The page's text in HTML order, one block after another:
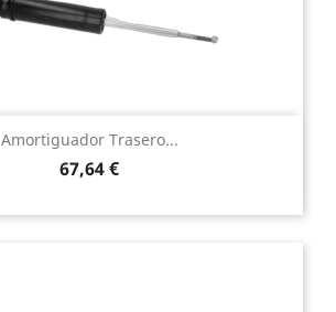
Amortiguador Trasero...
Precio
67,64 €